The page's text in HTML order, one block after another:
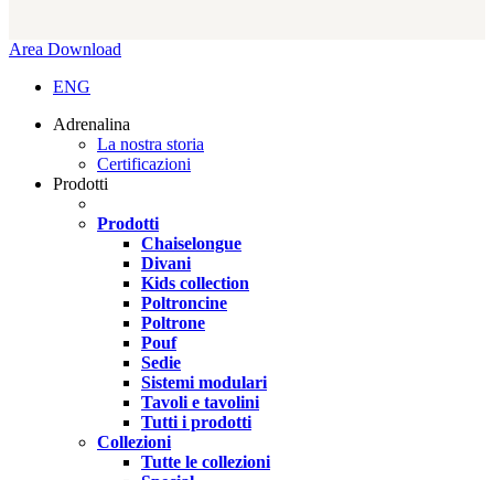
Close
Area Download
ENG
Adrenalina
La nostra storia
Certificazioni
Prodotti
Prodotti
Chaiselongue
Divani
Kids collection
Poltroncine
Poltrone
Pouf
Sedie
Sistemi modulari
Tavoli e tavolini
Tutti i prodotti
Collezioni
Tutte le collezioni